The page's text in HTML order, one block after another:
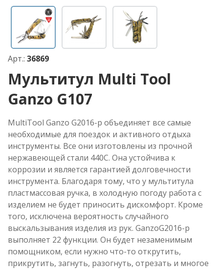
Арт.: 36869
Мультитул Multi Tool
Ganzo G107
MultiTool Ganzo G2016-p объединяет все самые
необходимые для поездок и активного отдыха
инструменты. Все они изготовлены из прочной
нержавеющей стали 440С. Она устойчива к
коррозии и является гарантией долговечности
инструмента. Благодаря тому, что у мультитула
пластмассовая ручка, в холодную погоду работа с
изделием не будет приносить дискомфорт. Кроме
того, исключена вероятность случайного
выскальзывания изделия из рук. GanzoG2016-p
выполняет 22 функции. Он будет незаменимым
помощником, если нужно что-то открутить,
прикрутить, загнуть, разогнуть, отрезать и многое